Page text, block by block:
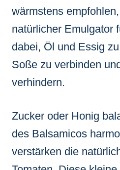
wärmstens
natürlicher Emulgator
dabei, Öl und Essig
Soße zu verbinden
verhindern.
Zucker oder Honig
des Balsamicos
verstärken die